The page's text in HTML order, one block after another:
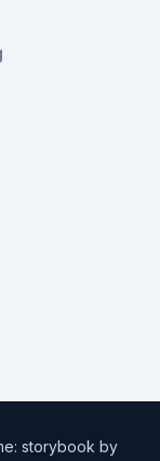
storybook by